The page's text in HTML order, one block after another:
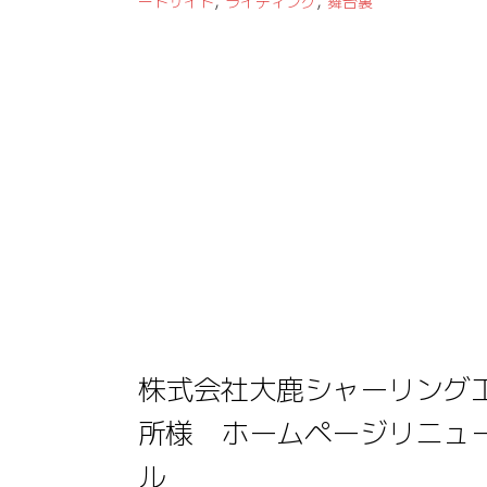
株式会社大鹿シャーリング
所様 ホームページリニュ
ル